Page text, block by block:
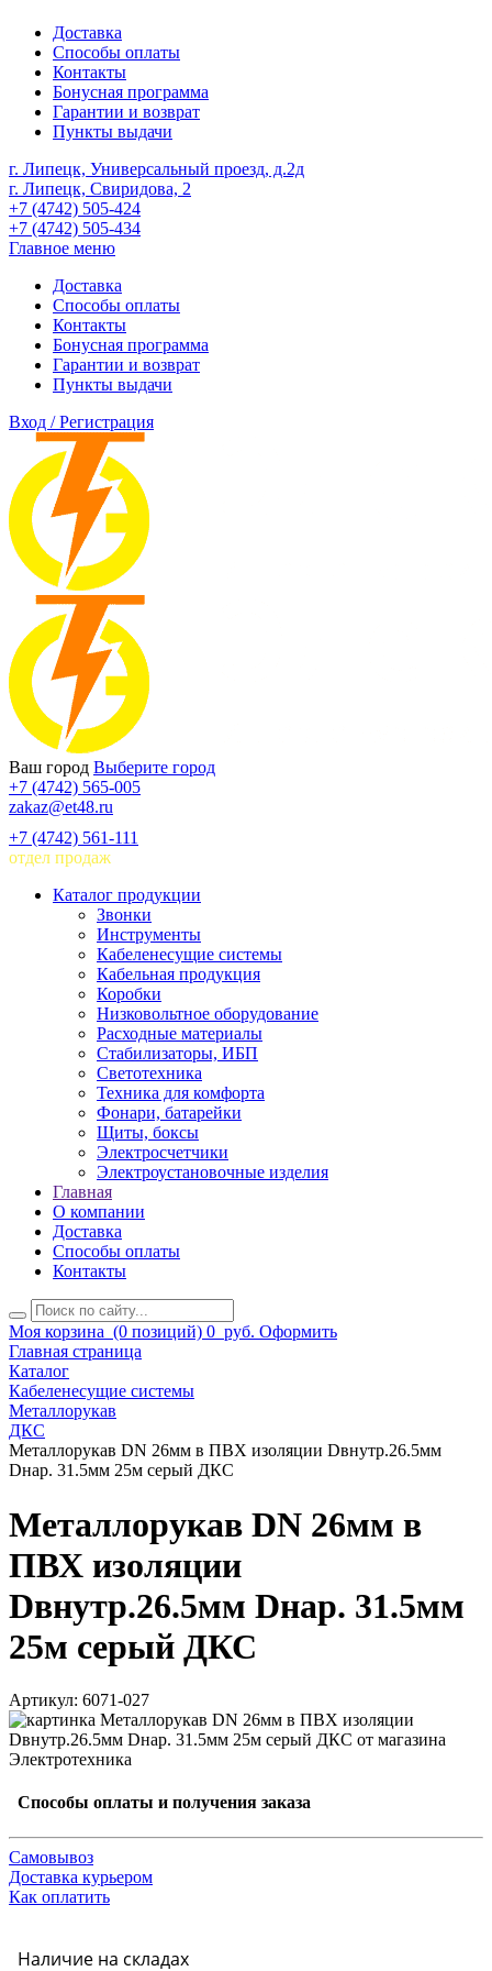
Доставка
Способы оплаты
Контакты
Бонусная программа
Гарантии и возврат
Пункты выдачи
г. Липецк, Универсальный проезд, д.2д
г. Липецк, Свиридова, 2
+7 (4742) 505-424
+7 (4742) 505-434
Главное меню
Доставка
Способы оплаты
Контакты
Бонусная программа
Гарантии и возврат
Пункты выдачи
Вход / Регистрация
Ваш город Выберите город
+7 (4742) 565-005
zakaz@et48.ru
+7 (4742) 561-111
отдел продаж
Каталог продукции
Звонки
Инструменты
Кабеленесущие системы
Кабельная продукция
Коробки
Низковольтное оборудование
Расходные материалы
Стабилизаторы, ИБП
Светотехника
Техника для комфорта
Фонари, батарейки
Щиты, боксы
Электросчетчики
Электроустановочные изделия
Главная
О компании
Доставка
Способы оплаты
Контакты
Моя корзина (0 позиций) 0 руб. Оформить
Главная страница
Каталог
Кабеленесущие системы
Металлорукав
ДКС
Металлорукав DN 26мм в ПВХ изоляции Dвнутр.26.5мм
Dнар. 31.5мм 25м серый ДКС
Металлорукав DN 26мм в
ПВХ изоляции
Dвнутр.26.5мм Dнар. 31.5мм
25м серый ДКС
Артикул: 6071-027
Способы оплаты и получения заказа
Самовывоз
Доставка курьером
Как оплатить
Наличие на складах